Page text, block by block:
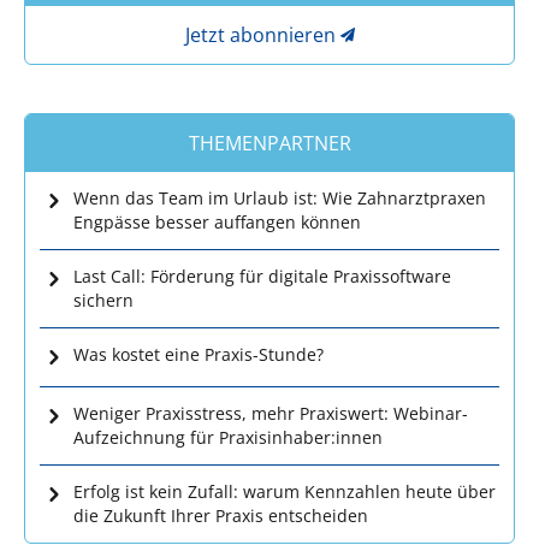
Jetzt abonnieren
THEMENPARTNER
Wenn das Team im Urlaub ist: Wie Zahnarztpraxen
Engpässe besser auffangen können
Last Call: Förderung für digitale Praxissoftware
sichern
Was kostet eine Praxis-Stunde?
Weniger Praxisstress, mehr Praxiswert: Webinar-
Aufzeichnung für Praxisinhaber:innen
Erfolg ist kein Zufall: warum Kennzahlen heute über
die Zukunft Ihrer Praxis entscheiden